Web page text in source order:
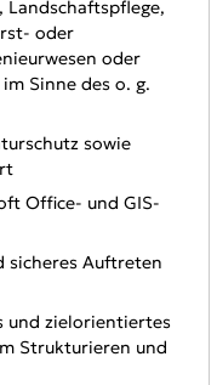
Landschaftspflege,
oder
oder
Sinne des o. g.
sowie
Office- und GIS-
sicheres Auftreten
und zielorientiertes
Strukturieren und